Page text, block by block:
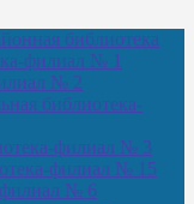
библиотека
филиал № 1
№ 2
библиотека-
филиал № 3
филиал № 15
филиал № 6